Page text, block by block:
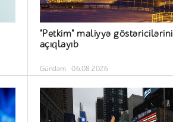
"Petkim" maliyyə göstəricilərini
açıqlayıb
Gündəm 06.08.2026